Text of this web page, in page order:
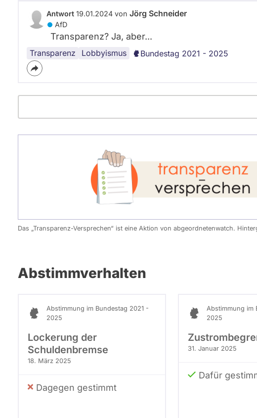
Antwort 19.01.2024 von Jörg Schneider
AfD
Transparenz? Ja, aber...
Transparenz Lobbyismus Bundestag 2021 - 2025
Das „Transparenz-Versprechen“ ist eine Aktion von abgeordnetenwatch.
Abstimmverhalten
Abstimmung im Bundestag 2021 -
2025
Lockerung der
Schuldenbremse
18. März 2025
Dagegen gestimmt
Abstimmung im
2025
31. Januar 2025
Dafür